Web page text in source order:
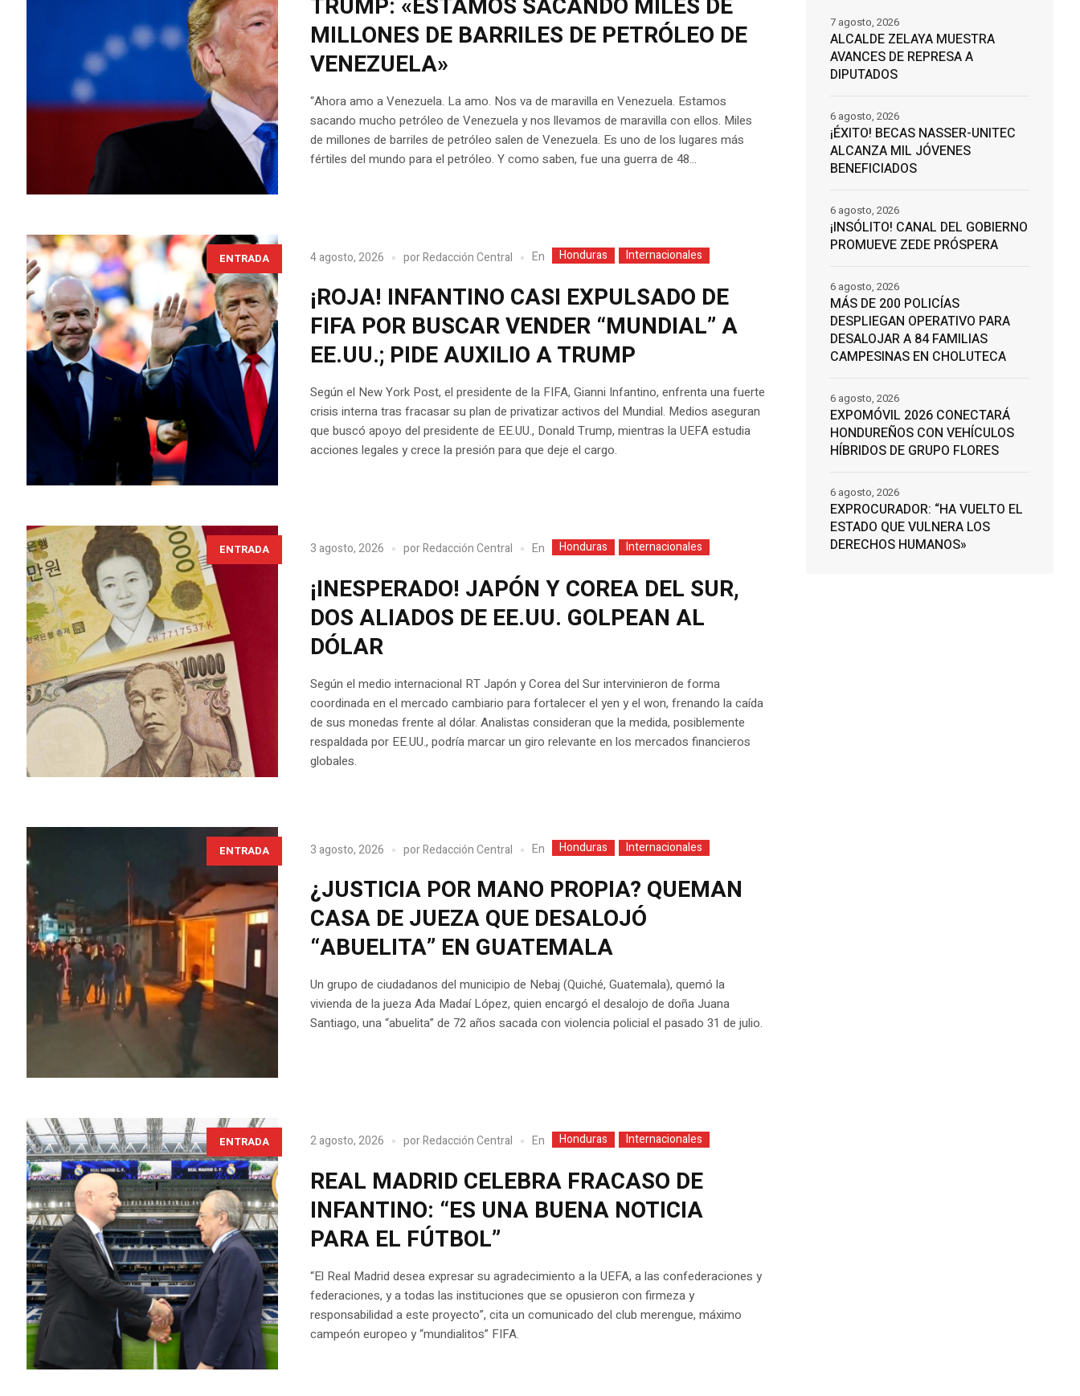
MILLONES DE BARRILES DE PETRÓLEO DE
VENEZUELA»
“Ahora amo a Venezuela. La amo. Nos va de maravilla en Venezuela. Estamos
sacando mucho petróleo de Venezuela y nos llevamos de maravilla con ellos. Miles
de millones de barriles de petróleo salen de Venezuela. Es uno de los lugares más
fértiles del mundo para el petróleo. Y como saben, fue una guerra de 48...
ENTRADA 4 agosto, 2026 porRedacción Central En Honduras Internacionales
¡ROJA! INFANTINO CASI EXPULSADO DE
FIFA POR BUSCAR VENDER “MUNDIAL” A
EE.UU.; PIDE AUXILIO A TRUMP
Según el New York Post, el presidente de la FIFA, Gianni Infantino, enfrenta una fuerte
crisis interna tras fracasar su plan de privatizar activos del Mundial. Medios aseguran
que buscó apoyo del presidente de EE.UU., Donald Trump, mientras la UEFA estudia
acciones legales y crece la presión para que deje el cargo.
ENTRADA 3 agosto, 2026 porRedacción Central En Honduras Internacionales
¡INESPERADO! JAPÓN Y COREA DEL SUR,
DOS ALIADOS DE EE.UU. GOLPEAN AL
DÓLAR
Según el medio internacional RT Japón y Corea del Sur intervinieron de forma
coordinada en el mercado cambiario para fortalecer el yen y el won, frenando la caída
de sus monedas frente al dólar. Analistas consideran que la medida, posiblemente
respaldada por EE.UU., podría marcar un giro relevante en los mercados financieros
globales.
ENTRADA 3 agosto, 2026 porRedacción Central En Honduras Internacionales
¿JUSTICIA POR MANO PROPIA? QUEMAN
CASA DE JUEZA QUE DESALOJÓ
“ABUELITA” EN GUATEMALA
Un grupo de ciudadanos del municipio de Nebaj (Quiché, Guatemala), quemó la
vivienda de la jueza Ada Madaí López, quien encargó el desalojo de doña Juana
Santiago, una “abuelita” de 72 años sacada con violencia policial el pasado 31 de julio.
ENTRADA 2 agosto, 2026 porRedacción Central En Honduras Internacionales
REAL MADRID CELEBRA FRACASO DE
INFANTINO: “ES UNA BUENA NOTICIA
PARA EL FÚTBOL”
“El Real Madrid desea expresar su agradecimiento a la UEFA, a las confederaciones y
federaciones, y a todas las instituciones que se opusieron con firmeza y
responsabilidad a este proyecto”, cita un comunicado del club merengue, máximo
campeón europeo y “mundialitos” FIFA.
ALCALDE ZELAYA MUESTRA
AVANCES DE REPRESA A
DIPUTADOS
7 agosto, 2026
¡ÉXITO! BECAS NASSER-UNITEC
ALCANZA MIL JÓVENES
BENEFICIADOS
6 agosto, 2026
¡INSÓLITO! CANAL DEL GOBIERNO
PROMUEVE ZEDE PRÓSPERA
6 agosto, 2026
MÁS DE 200 POLICÍAS
DESPLIEGAN OPERATIVO PARA
DESALOJAR A 84 FAMILIAS
CAMPESINAS EN CHOLUTECA
6 agosto, 2026
EXPOMÓVIL 2026 CONECTARÁ
HONDUREÑOS CON VEHÍCULOS
HÍBRIDOS DE GRUPO FLORES
6 agosto, 2026
EXPROCURADOR: “HA VUELTO EL
ESTADO QUE VULNERA LOS
DERECHOS HUMANOS»
6 agosto, 2026